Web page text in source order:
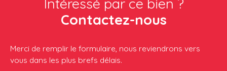
Contactez-nous
Merci de remplir le formulaire, nous reviendrons vers
vous dans les plus brefs délais.